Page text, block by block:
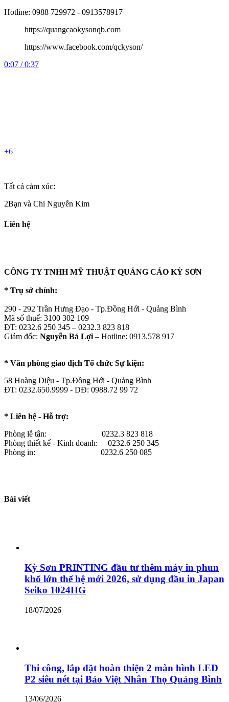
Hotline: 0988 729972 - 0913578917
https://quangcaokysonqb.com
https://www.facebook.com/qckyson/
0:07 / 0:37
+6
Tất cả cảm xúc:
2Bạn và Chi Nguyễn Kim
Liên hệ
CÔNG TY TNHH MỸ THUẬT QUẢNG CÁO KỲ SƠN
* Trụ sở chính:
290 - 292 Trần Hưng Đạo - Tp.Đồng Hới - Quảng Bình
Mã số thuế: 3100 302 109
ĐT: 0232.6 250 345 – 0232.3 823 818
Giám đốc: Nguyễn Bá Lợi – Hotline: 0913.578 917
* Văn phòng giao dịch Tổ chức Sự kiện:
58 Hoàng Diệu - Tp.Đồng Hới - Quảng Bình
ĐT: 0232.650.9999 - DĐ: 0988.72 99 72
* Liên hệ - Hỗ trợ:
Phòng lễ tân: 0232.3 823 818
Phòng thiết kế - Kinh doanh: 0232.6 250 345
Phòng in: 0232.6 250 085
Bài viết
Kỳ Sơn PRINTING đầu tư thêm máy in phun
khổ lớn thế hệ mới 2026, sử dụng đầu in Japan
Seiko 1024HG
18/07/2026
Thi công, lắp đặt hoàn thiện 2 màn hình LED
P2 siêu nét tại Bảo Việt Nhân Thọ Quảng Bình
13/06/2026